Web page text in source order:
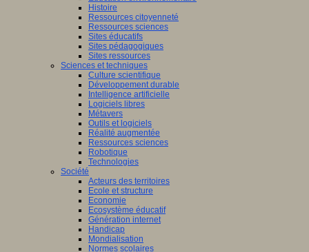
Histoire
Ressources citoyenneté
Ressources sciences
Sites éducatifs
Sites pédagogiques
Sites ressources
Sciences et techniques
Culture scientifique
Développement durable
Intelligence artificielle
Logiciels libres
Métavers
Outils et logiciels
Réalité augmentée
Ressources sciences
Robotique
Technologies
Société
Acteurs des territoires
Ecole et structure
Economie
Ecosystème éducatif
Génération internet
Handicap
Mondialisation
Normes scolaires